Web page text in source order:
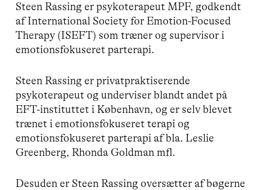
Steen Rassing er psykoterapeut MPF, godkendt
af International Society for Emotion-Focused
Therapy (ISEFT) som træner og supervisor i
emotionsfokuseret parterapi.
Steen Rassing er privatpraktiserende
psykoterapeut og underviser blandt andet på
EFT-instituttet i København, og er selv blevet
trænet i emotionsfokuseret terapi og
emotionsfokuseret parterapi af bla. Leslie
Greenberg, Rhonda Goldman mfl.
Desuden er Steen Rassing oversætter af bøgerne